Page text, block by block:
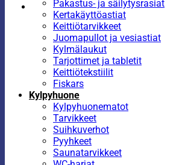
Pakastus- ja säilytysrasiat
Kertakäyttöastiat
Keittiötarvikkeet
Juomapullot ja vesiastiat
Kylmälaukut
Tarjottimet ja tabletit
Keittiötekstiilit
Fiskars
Kylpyhuone
Kylpyhuonematot
Tarvikkeet
Suihkuverhot
Pyyhkeet
Saunatarvikkeet